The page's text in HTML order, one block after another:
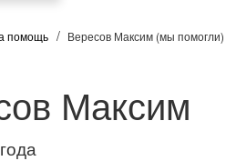
помощь Вересов Максим (мы помогли)
Максим